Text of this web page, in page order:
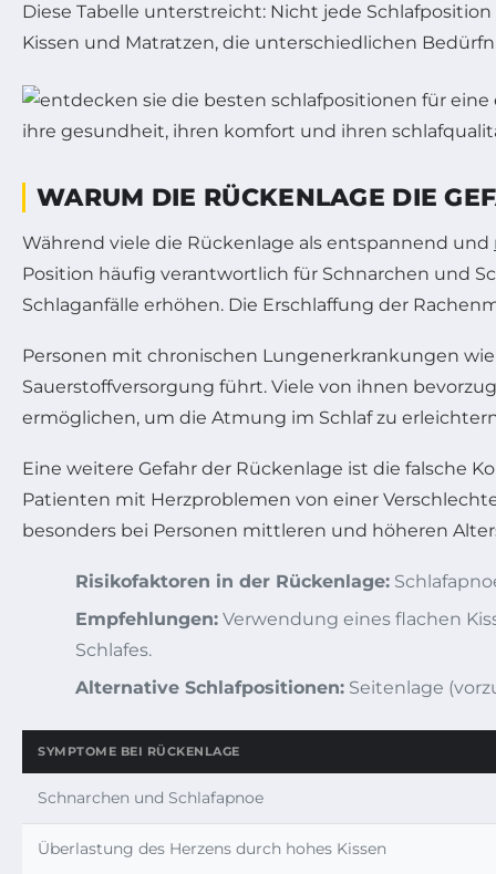
Diese Tabelle unterstreicht: Nicht jede
Kissen und Matratzen, die unterschiedlichen
WARUM DIE RÜCKENLAGE DIE
Während viele die Rückenlage als entspannend und
Position häufig verantwortlich für Schnarchen und
Schlaganfälle erhöhen. Die Erschlaffung der
Personen mit chronischen Lungenerkrankungen
Sauerstoffversorgung führt. Viele von ihnen
ermöglichen, um die Atmung im Schlaf zu
Eine weitere Gefahr der Rückenlage ist die falsche
Patienten mit Herzproblemen von einer
besonders bei Personen mittleren und höheren
Risikofaktoren in der Rückenlage:
Empfehlungen: Verwendung eines flachen
Schlafes.
Alternative Schlafpositionen: Seitenlage
SYMPTOME BEI RÜCKENLAGE
Schnarchen und Schlafapnoe
Überlastung des Herzens durch hohes Kissen